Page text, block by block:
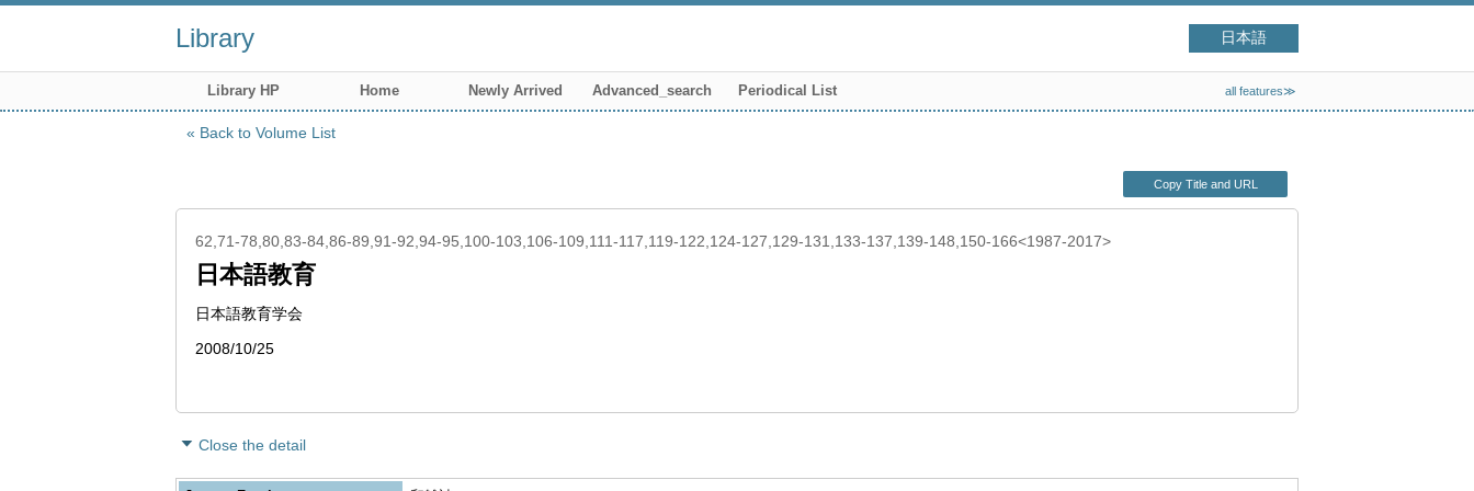
Library 日本語
Library HP Home Newly Arrived Advanced_search Periodical List all features≫
Back to Volume List
Copy Title and URL
62,71-78,80,83-84,86-89,91-92,94-95,100-103,106-109,111-117,119-122,124-127,129-131,133-137,139-148,150-166<1987-2017>
日本語教育
日本語教育学会
2008/10/25
Close the detail